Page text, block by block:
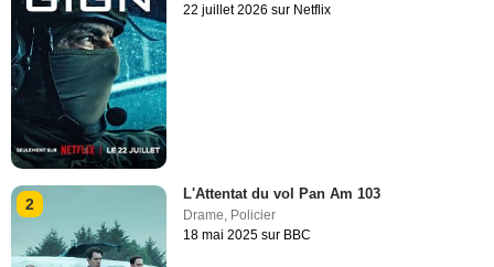
22 juillet 2026 sur Netflix
2
L'Attentat du vol Pan Am 103
Drame Policier
18 mai 2025 sur BBC